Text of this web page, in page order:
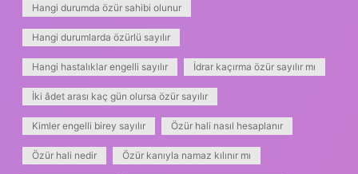
Hangi durumda özür sahibi olunur
Hangi durumlarda özürlü sayılır
Hangi hastalıklar engelli sayılır İdrar kaçırma özür sayılır mı
İki âdet arası kaç gün olursa özür sayılır
Kimler engelli birey sayılır Özür hali nasıl hesaplanır
Özür hali nedir Özür kanıyla namaz kılınır mı